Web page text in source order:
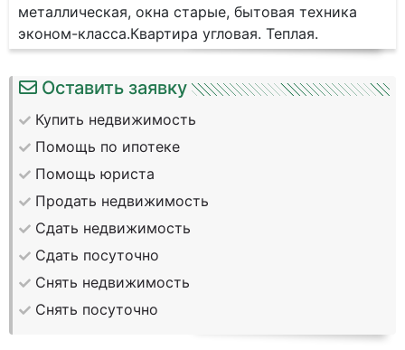
металлическая, окна старые, бытовая техника
эконом-класса.Квартира угловая. Теплая.
Оставить заявку
Купить недвижимость
Помощь по ипотеке
Помощь юриста
Продать недвижимость
Сдать недвижимость
Сдать посуточно
Снять недвижимость
Снять посуточно